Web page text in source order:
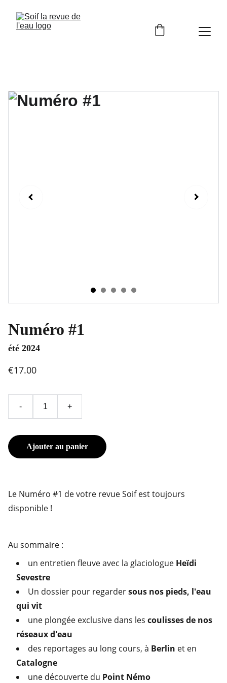
Numéro #1
été 2024
€17.00
- +
Ajouter au panier
Le Numéro #1 de votre revue Soif est toujours
disponible !
Au sommaire :
un entretien fleuve avec la glaciologue Heïdi
Sevestre
Un dossier pour regardersous nos pieds, l'eau
qui vit
une plongée exclusive dans les coulisses de nos
réseaux d'eau
des reportages au long cours, à Berlin et en
Catalogne
une découverte du Point Némo